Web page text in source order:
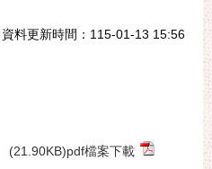
資料更新時間：115-01-13 15:56
(21.90KB)pdf檔案下載